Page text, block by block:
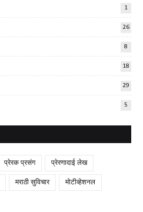
1
26
8
18
29
5
प्रेरक प्रसंग प्रेरणादाई लेख
मराठी सुविचार मोटीव्हेशनल